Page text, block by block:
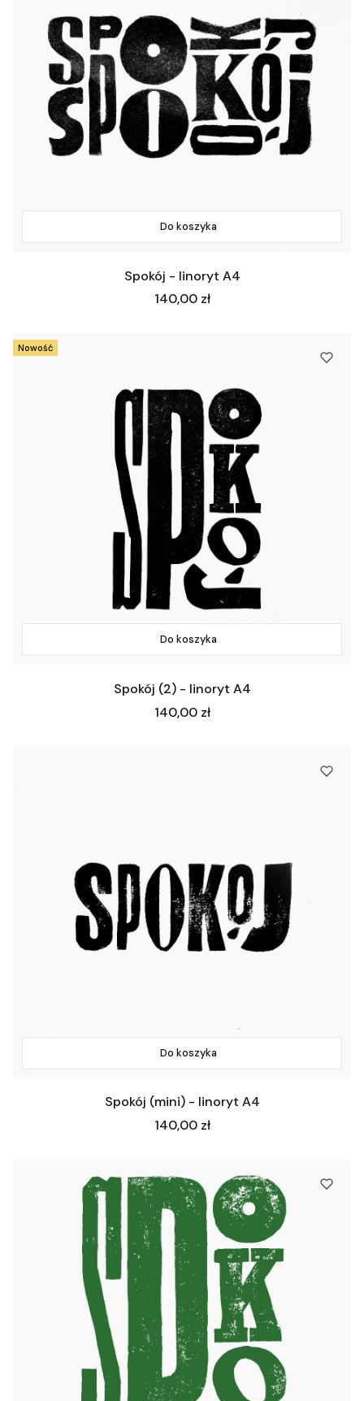
Do koszyka
Spokój - linoryt A4
Cena
140,00 zł
Nowość
Do koszyka
Spokój (2) - linoryt A4
Cena
140,00 zł
Do koszyka
Spokój (mini) - linoryt A4
Cena
140,00 zł